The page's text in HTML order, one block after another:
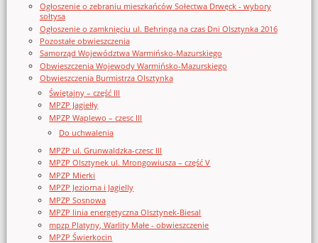
Ogłoszenie o zebraniu mieszkańców Sołectwa Drwęck - wybory
sołtysa
Ogłoszenie o zamknięciu ul. Behringa na czas Dni Olsztynka 2016
Pozostałe obwieszczenia
Samorząd Województwa Warmińsko-Mazurskiego
Obwieszczenia Wojewody Warmińsko-Mazurskiego
Obwieszczenia Burmistrza Olsztynka
Świętajny – część III
MPZP Jagiełły
MPZP Waplewo – czesc III
Do uchwalenia
MPZP ul. Grunwaldzka-czesc III
MPZP Olsztynek ul. Mrongowiusza – część V
MPZP Mierki
MPZP Jeziorna i Jagielly
MPZP Sosnowa
MPZP linia energetyczna Olsztynek-Biesal
mpzp Platyny, Warlity Małe - obwieszczenie
MPZP Świerkocin